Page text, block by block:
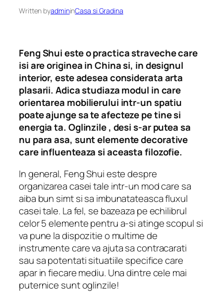
Written byadmininCasa si Gradina
Feng Shui este o practica straveche care
isi are originea in China si, in designul
interior, este adesea considerata arta
plasarii. Adica studiaza modul in care
orientarea mobilierului intr-un spatiu
poate ajunge sa te afecteze pe tine si
energia ta. Oglinzile , desi s-ar putea sa
nu para asa, sunt elemente decorative
care influenteaza si aceasta filozofie.
In general, Feng Shui este despre
organizarea casei tale intr-un mod care sa
aiba bun simt si sa imbunatateasca fluxul
casei tale. La fel, se bazeaza pe echilibrul
celor 5 elemente pentru a-si atinge scopul si
va pune la dispozitie o multime de
instrumente care va ajuta sa contracarati
sau sa potentati situatiile specifice care
apar in fiecare mediu. Una dintre cele mai
puternice sunt oglinzile!